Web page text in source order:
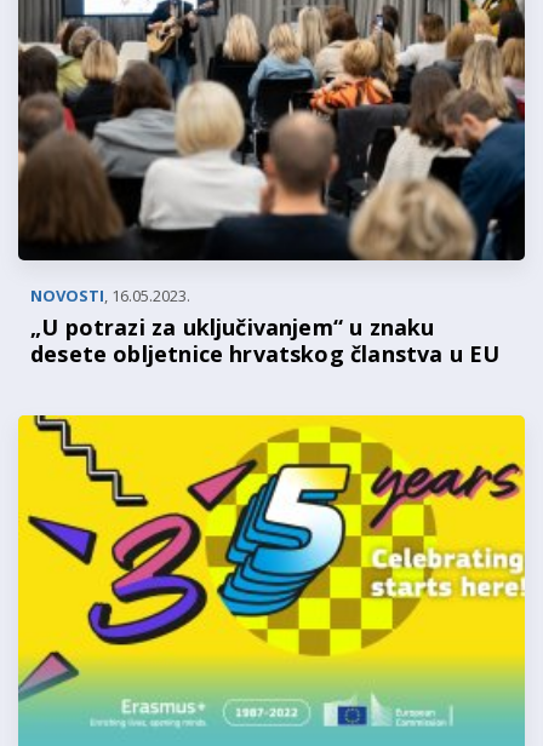
NOVOSTI, 16.05.2023.
„U potrazi za uključivanjem“ u znaku
desete obljetnice hrvatskog članstva u EU